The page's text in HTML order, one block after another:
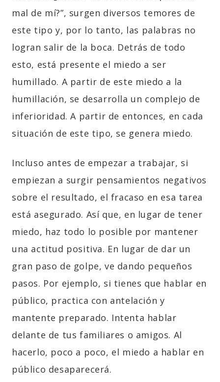
mal de mí?”, surgen diversos temores de
este tipo y, por lo tanto, las palabras no
logran salir de la boca. Detrás de todo
esto, está presente el miedo a ser
humillado. A partir de este miedo a la
humillación, se desarrolla un complejo de
inferioridad. A partir de entonces, en cada
situación de este tipo, se genera miedo.
Incluso antes de empezar a trabajar, si
empiezan a surgir pensamientos negativos
sobre el resultado, el fracaso en esa tarea
está asegurado. Así que, en lugar de tener
miedo, haz todo lo posible por mantener
una actitud positiva. En lugar de dar un
gran paso de golpe, ve dando pequeños
pasos. Por ejemplo, si tienes que hablar en
público, practica con antelación y
mantente preparado. Intenta hablar
delante de tus familiares o amigos. Al
hacerlo, poco a poco, el miedo a hablar en
público desaparecerá.